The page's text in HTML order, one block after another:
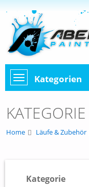
Kategorien
KATEGORIE
Home Läufe & Zubehör
Kategorie